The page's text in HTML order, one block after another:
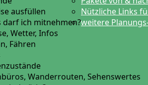
ausfüllen
darf ich mitnehmen?
Nützliche Links
Wetter, Infos
Fähren
Wanderrouten, Sehenswertes
weitere